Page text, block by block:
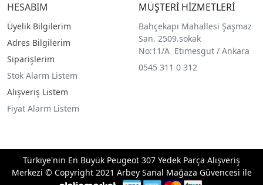
HESABIM
Üyelik Bilgilerim
Adres Bilgilerim
Siparişlerim
Stok Alarm Listem
Alışveriş Listem
Fiyat Alarm Listem
MÜŞTERİ HİZMETLERİ
Bahçekapı Mahallesi Şaşmaz
San. 2509.sokak
No:11/A Etimesgut / Ankara
0545 311 0 312
Türkiye'nin En Büyük Peugeot 307 Yedek Parça Alışveriş
Merkezi © Copyright 2021 Arbey Sanal Mağaza Güvencesi ile